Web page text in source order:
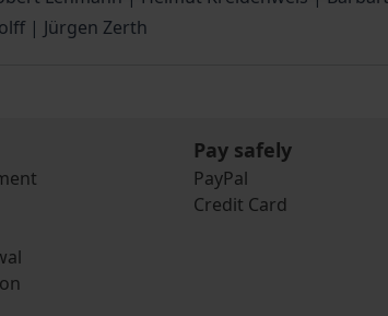
| Jürgen Zerth
Pay safely
PayPal
Credit Card